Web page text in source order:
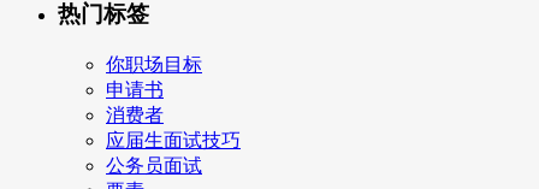
热门标签
你职场目标
申请书
消费者
应届生面试技巧
公务员面试